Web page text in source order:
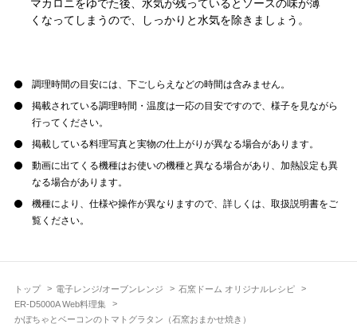
トップ 電子レンジ/オーブンレンジ
石窯ドーム オリジナルレシピ
ER-D5000A Web料理集
かぼちゃとベーコンのトマトグラタン（石窯おまかせ焼き）
マカロニをゆでた後、水気が残っているとソースの味が薄
くなってしまうので、しっかりと水気を除きましょう。
調理時間の目安には、下ごしらえなどの時間は含みません。
掲載されている調理時間・温度は一応の目安ですので、様子を見ながら
行ってください。
掲載している料理写真と実物の仕上がりが異なる場合があります。
動画に出てくる機種はお使いの機種と異なる場合があり、加熱設定も異
なる場合があります。
機種により、仕様や操作が異なりますので、詳しくは、取扱説明書をご
覧ください。